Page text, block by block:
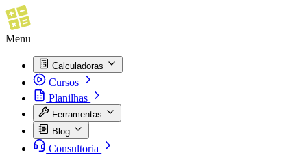
Menu
Calculadoras
Cursos
Planilhas
Ferramentas
Blog
Consultoria